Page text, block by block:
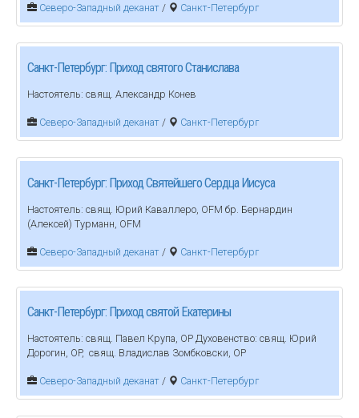
Северо-Западный деканат / Санкт-Петербург
Санкт-Петербург: Приход святого Станислава
Настоятель: свящ. Александр Конев
Северо-Западный деканат / Санкт-Петербург
Санкт-Петербург: Приход Святейшего Сердца Иисуса
Настоятель: свящ. Юрий Каваллеро, OFM бр. Бернардин
(Алексей) Турманн, OFM
Северо-Западный деканат / Санкт-Петербург
Санкт-Петербург: Приход святой Екатерины
Настоятель: свящ. Павел Крупа, OP Духовенство: свящ. Юрий
Дорогин, OP, свящ. Владислав Зомбковски, OP
Северо-Западный деканат / Санкт-Петербург